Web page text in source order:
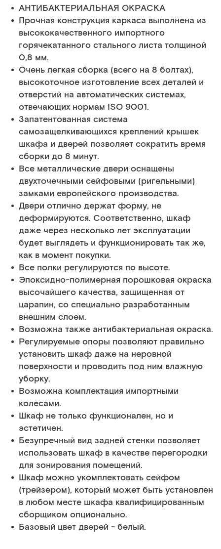
АНТИБАКТЕРИАЛЬНАЯ ОКРАСКА
Прочная конструкция каркаса выполнена из
высококачественного импортного
горячекатанного стального листа толщиной
0,8 мм.
Очень легкая сборка (всего на 8 болтах),
высокоточное изготовление всех деталей и
отверстий на автоматических системах,
отвечающих нормам ISO 9001.
Запатентованная система
самозащелкивающихся креплений крышек
шкафа и дверей позволяет сократить время
сборки до 8 минут.
Все металлические двери оснащены
двухточечными сейфовыми (ригельными)
замками европейского производства.
Двери отлично держат форму, не
деформируются. Соответственно, шкаф
даже через несколько лет эксплуатации
будет выглядеть и функционировать так же,
как в момент покупки.
Все полки регулируются по высоте.
Эпоксидно-полимерная порошковая окраска
высочайшего качества, защищенная от
царапин, со специально разработанным
внешним слоем.
Возможна также антибактериальная окраска.
Регулируемые опоры позволяют правильно
установить шкаф даже на неровной
поверхности и проводить под ним влажную
уборку.
Возможна комплектация импортными
колесами.
Шкаф не только функционален, но и
эстетичен.
Безупречный вид задней стенки позволяет
использовать шкаф в качестве перегородки
для зонирования помещений.
Шкаф можно укомплектовать сейфом
(трейзером), который может быть установлен
в любом месте шкафа квалифицированным
сборщиком опционально.
Базовый цвет дверей - белый.